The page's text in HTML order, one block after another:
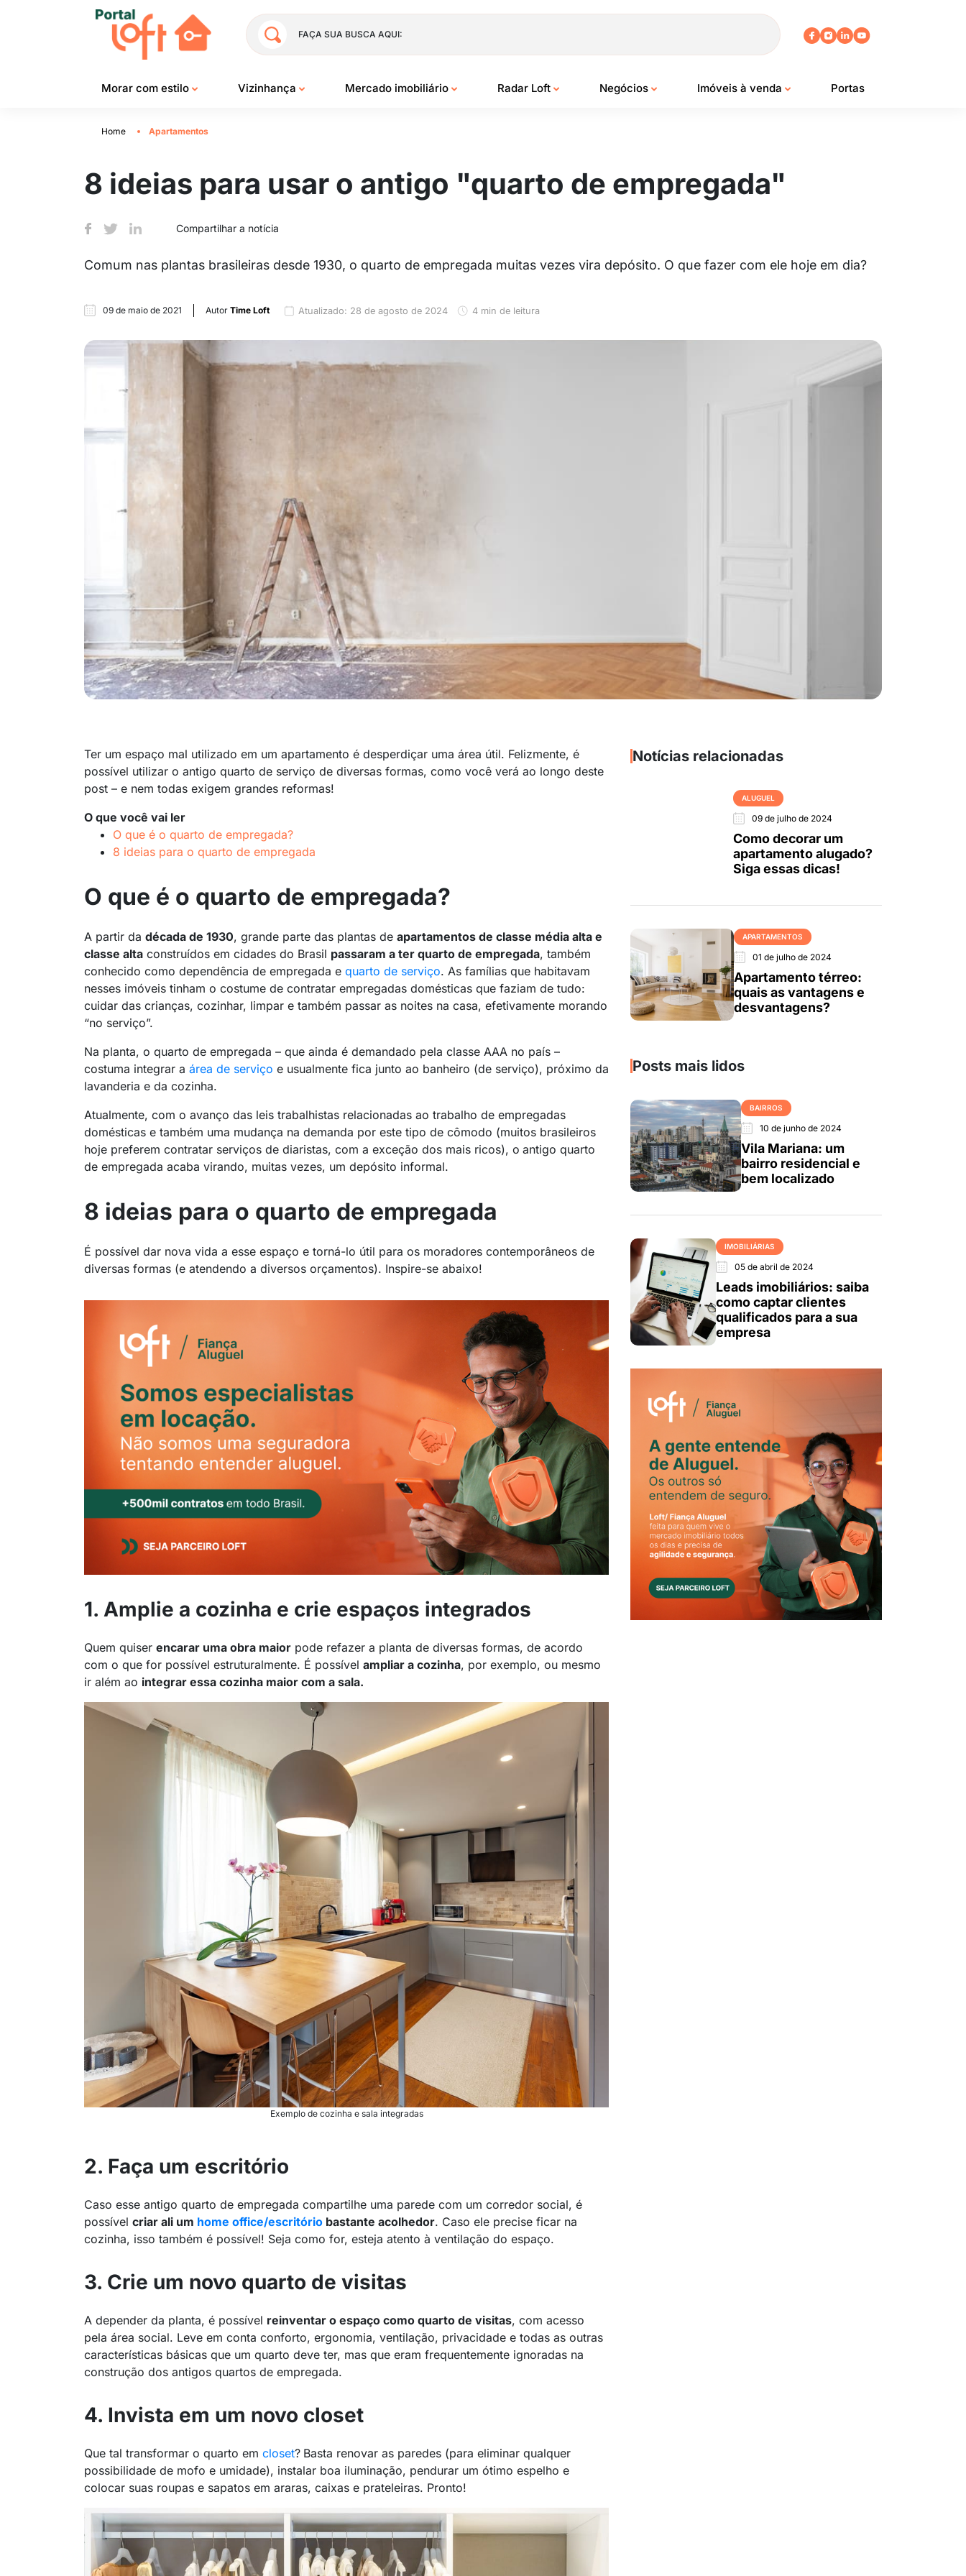
FAÇA SUA BUSCA AQUI:
Morar com estilo Vizinhança Mercado imobiliário Radar Loft Negócios Imóveis à venda Portas
Home Apartamentos
8 ideias para usar o antigo "quarto de empregada"
Compartilhar a notícia
Comum nas plantas brasileiras desde 1930, o quarto de empregada muitas vezes vira depósito. O que fazer com ele hoje em dia?
09 de maio de 2021 Autor Time Loft Atualizado: 28 de agosto de 2024 4 min de leitura
Ter um espaço mal utilizado em um apartamento é desperdiçar uma área útil. Felizmente, é
possível utilizar o antigo quarto de serviço de diversas formas, como você verá ao longo deste
post – e nem todas exigem grandes reformas!
O que você vai ler
O que é o quarto de empregada?
8 ideias para o quarto de empregada
O que é o quarto de empregada?
A partir da década de 1930, grande parte das plantas de apartamentos de classe média alta e
classe alta construídos em cidades do Brasil passaram a ter quarto de empregada, também
conhecido como dependência de empregada e quarto de serviço. As famílias que habitavam
nesses imóveis tinham o costume de contratar empregadas domésticas que faziam de tudo:
cuidar das crianças, cozinhar, limpar e também passar as noites na casa, efetivamente morando
“no serviço”.
Na planta, o quarto de empregada – que ainda é demandado pela classe AAA no país –
costuma integrar a área de serviço e usualmente fica junto ao banheiro (de serviço), próximo da
lavanderia e da cozinha.
Atualmente, com o avanço das leis trabalhistas relacionadas ao trabalho de empregadas
domésticas e também uma mudança na demanda por este tipo de cômodo (muitos brasileiros
hoje preferem contratar serviços de diaristas, com a exceção dos mais ricos), o antigo quarto
de empregada acaba virando, muitas vezes, um depósito informal.
8 ideias para o quarto de empregada
É possível dar nova vida a esse espaço e torná-lo útil para os moradores contemporâneos de
diversas formas (e atendendo a diversos orçamentos). Inspire-se abaixo!
1. Amplie a cozinha e crie espaços integrados
Quem quiser encarar uma obra maior pode refazer a planta de diversas formas, de acordo
com o que for possível estruturalmente. É possível ampliar a cozinha, por exemplo, ou mesmo
ir além ao integrar essa cozinha maior com a sala.
Exemplo de cozinha e sala integradas
2. Faça um escritório
Caso esse antigo quarto de empregada compartilhe uma parede com um corredor social, é
possível criar ali um home office/escritório bastante acolhedor. Caso ele precise ficar na
cozinha, isso também é possível! Seja como for, esteja atento à ventilação do espaço.
3. Crie um novo quarto de visitas
A depender da planta, é possível reinventar o espaço como quarto de visitas, com acesso
pela área social. Leve em conta conforto, ergonomia, ventilação, privacidade e todas as outras
características básicas que um quarto deve ter, mas que eram frequentemente ignoradas na
construção dos antigos quartos de empregada.
4. Invista em um novo closet
Que tal transformar o quarto em closet? Basta renovar as paredes (para eliminar qualquer
possibilidade de mofo e umidade), instalar boa iluminação, pendurar um ótimo espelho e
colocar suas roupas e sapatos em araras, caixas e prateleiras. Pronto!
Notícias relacionadas
ALUGUEL
09 de julho de 2024
Como decorar um
apartamento alugado?
Siga essas dicas!
APARTAMENTOS
01 de julho de 2024
Apartamento térreo:
quais as vantagens e
desvantagens?
Posts mais lidos
BAIRROS
10 de junho de 2024
Vila Mariana: um
bairro residencial e
bem localizado
IMOBILIÁRIAS
05 de abril de 2024
Leads imobiliários: saiba
como captar clientes
qualificados para a sua
empresa